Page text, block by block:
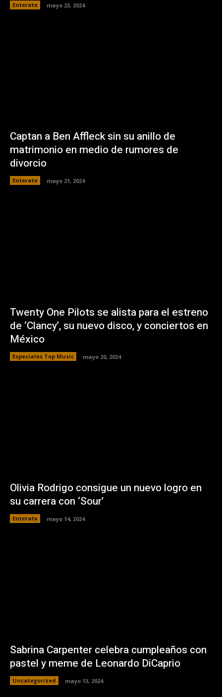
Enterate mayo 23, 2024
Captan a Ben Affleck sin su anillo de
matrimonio en medio de rumores de
divorcio
Enterate mayo 21, 2024
Twenty One Pilots se alista para el estreno
de ‘Clancy’, su nuevo disco, y conciertos en
México
Especiales Top Music mayo 20, 2024
Olivia Rodrigo consigue un nuevo logro en
su carrera con ‘Sour’
Enterate mayo 14, 2024
Sabrina Carpenter celebra cumpleaños con
pastel y meme de Leonardo DiCaprio
Uncategorized mayo 13, 2024